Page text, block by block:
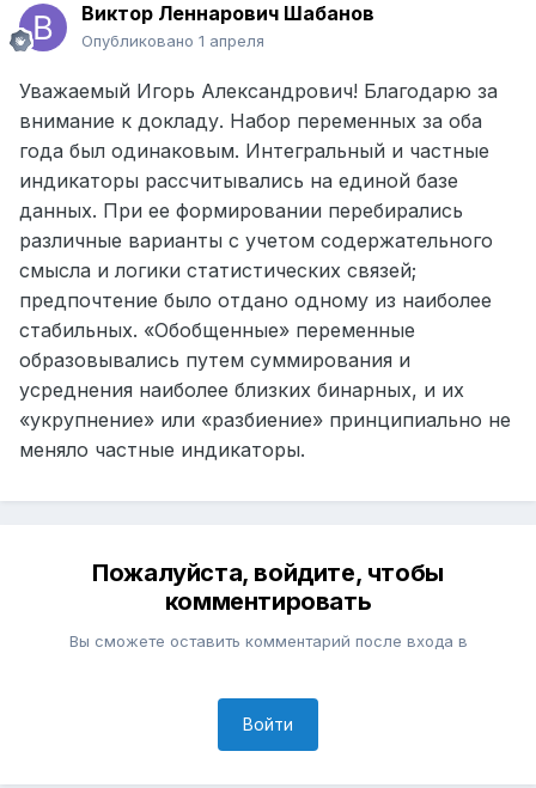
Виктор Леннарович Шабанов
Опубликовано 1 апреля
Уважаемый Игорь Александрович! Благодарю за
внимание к докладу. Набор переменных за оба
года был одинаковым. Интегральный и частные
индикаторы рассчитывались на единой базе
данных. При ее формировании перебирались
различные варианты с учетом содержательного
смысла и логики статистических связей;
предпочтение было отдано одному из наиболее
стабильных. «Обобщенные» переменные
образовывались путем суммирования и
усреднения наиболее близких бинарных, и их
«укрупнение» или «разбиение» принципиально не
меняло частные индикаторы.
Пожалуйста, войдите, чтобы
комментировать
Вы сможете оставить комментарий после входа в
Войти